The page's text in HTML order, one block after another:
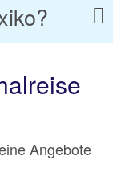
Angebote